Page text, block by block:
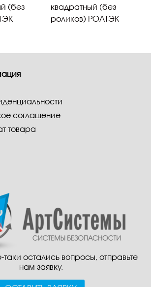
(без
квадратный (без
роликов) РОЛТЭК
таки остались вопросы, отправьте
нам заявку.
соглашение
товара